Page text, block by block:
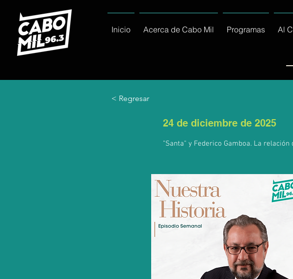
Inicio Acerca de Cabo Mil Programas Al
< Regresar
24 de diciembre de 2025
"Santa" y Federico Gamboa. La